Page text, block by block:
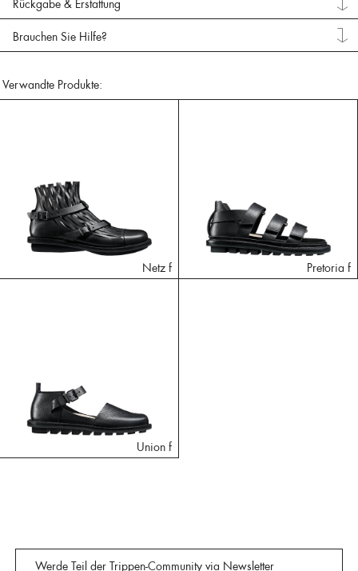
Rückgabe & Erstattung
Brauchen Sie Hilfe?
Verwandte Produkte:
Netz f Pretoria f
Union f
Werde Teil der Trippen-Community via Newsletter